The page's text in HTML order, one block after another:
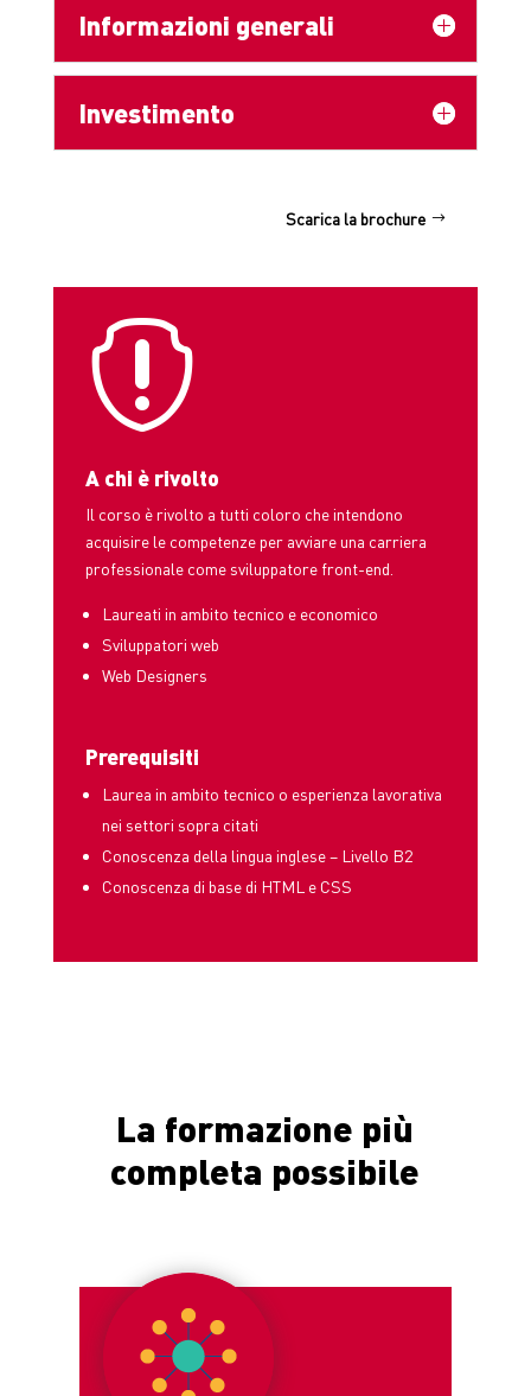
Informazioni generali
Investimento
Scarica la brochure

A chi è rivolto
Il corso è rivolto a tutti coloro che intendono
acquisire le competenze per avviare una carriera
professionale come sviluppatore front-end.
Laureati in ambito tecnico e economico
Sviluppatori web
Web Designers
Prerequisiti
Laurea in ambito tecnico o esperienza lavorativa
nei settori sopra citati
Conoscenza della lingua inglese – Livello B2
Conoscenza di base di HTML e CSS
La formazione più
completa possibile